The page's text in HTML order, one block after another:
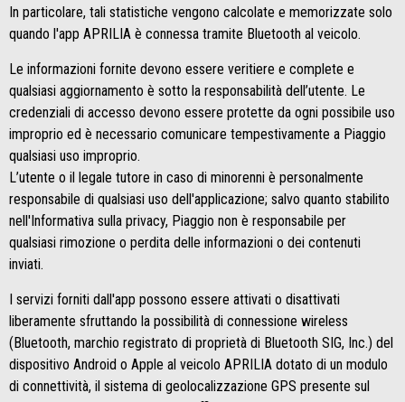
In particolare, tali statistiche vengono calcolate e memorizzate solo
quando l'app APRILIA è connessa tramite Bluetooth al veicolo.
Le informazioni fornite devono essere veritiere e complete e
qualsiasi aggiornamento è sotto la responsabilità dell’utente. Le
credenziali di accesso devono essere protette da ogni possibile uso
improprio ed è necessario comunicare tempestivamente a Piaggio
qualsiasi uso improprio.
L’utente o il legale tutore in caso di minorenni è personalmente
responsabile di qualsiasi uso dell'applicazione; salvo quanto stabilito
nell'Informativa sulla privacy, Piaggio non è responsabile per
qualsiasi rimozione o perdita delle informazioni o dei contenuti
inviati.
I servizi forniti dall'app possono essere attivati o disattivati
liberamente sfruttando la possibilità di connessione wireless
(Bluetooth, marchio registrato di proprietà di Bluetooth SIG, Inc.) del
dispositivo Android o Apple al veicolo APRILIA dotato di un modulo
di connettività, il sistema di geolocalizzazione GPS presente sul